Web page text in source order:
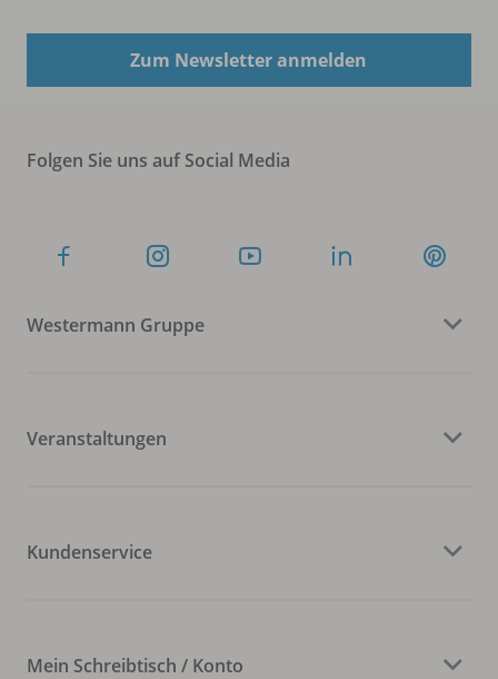
Zum Newsletter anmelden
Folgen Sie uns auf Social Media
Westermann Gruppe
Veranstaltungen
Kundenservice
Mein Schreibtisch / Konto